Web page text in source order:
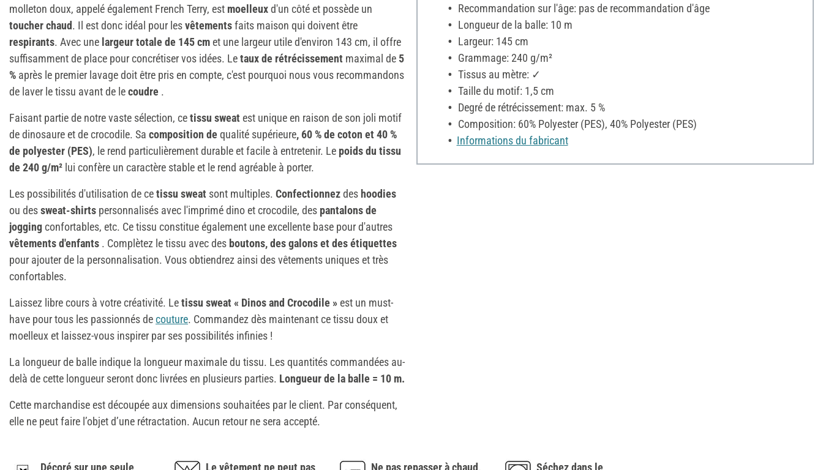
molleton doux, appelé également French Terry, est moelleuxd'un côté et possède un
toucher chaud. Il est donc idéal pour lesvêtementsfaits maison qui doivent être
respirants. Avec une largeur totale de 145 cm et une largeur utile d'environ 143 cm, il offre
suffisamment de place pour concrétiser vos idées. Letaux de rétrécissement maximal de 5
% après le premier lavage doit être pris en compte, c'est pourquoi nous vous recommandons
de laver le tissu avant de lecoudre .
Faisant partie de notre vaste sélection, cetissu sweat est unique en raison de son joli motif
de dinosaure et de crocodile. Sa composition de qualité supérieure, 60 % de coton et 40 %
de polyester (PES), le rend particulièrement durable et facile à entretenir. Le poids du tissu
de 240 g/m² lui confère un caractère stable et le rend agréable à porter.
Les possibilités d'utilisation de cetissu sweat sont multiples. Confectionnezdeshoodies
ou dessweat-shirts personnalisés avec l'imprimé dino et crocodile, des pantalons de
joggingconfortables, etc. Ce tissu constitue également une excellente base pour d'autres
vêtements d'enfants . Complètez le tissu avec des boutons, des galons et des étiquettes
pour ajouter de la personnalisation. Vous obtiendrez ainsi des vêtements uniques et très
confortables.
Laissez libre cours à votre créativité. Letissu sweat « Dinos and Crocodile » est un must-
have pour tous les passionnés decouture. Commandez dès maintenant ce tissu doux et
moelleux et laissez-vous inspirer par ses possibilités infinies !
La longueur de balle indique la longueur maximale du tissu. Les quantités commandées au-
delà de cette longueur seront donc livrées en plusieurs parties. Longueur de la balle = 10 m.
Cette marchandise est découpée aux dimensions souhaitées par le client. Par conséquent,
elle ne peut faire l’objet d’une rétractation. Aucun retour ne sera accepté.
Recommandation sur l'âge: pas de recommandation d'âge
Longueur de la balle: 10 m
Largeur: 145 cm
Grammage: 240 g/m²
Tissus au mètre: ✓
Taille du motif: 1,5 cm
Degré de rétrécissement: max. 5 %
Composition: 60% Polyester (PES), 40% Polyester (PES)
Informations du fabricant
Décoré sur une seule
Le vêtement ne peut pas
Ne pas repasser à chaud,
Séchez dans le